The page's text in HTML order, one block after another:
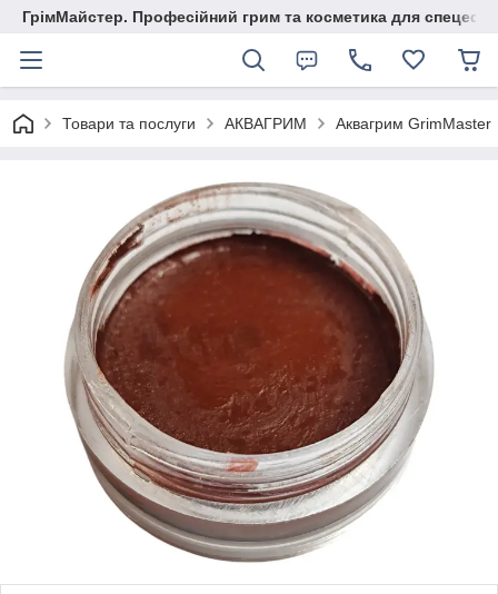
ГрімМайстер. Професійний грим та косметика для
Товари та послуги АКВАГРИМ Аквагрим GrimMaster